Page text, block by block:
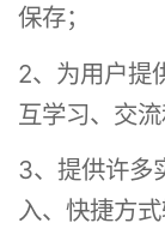
保存；
2、为用户提
互学习、交流
3、提供许多
入、快捷方